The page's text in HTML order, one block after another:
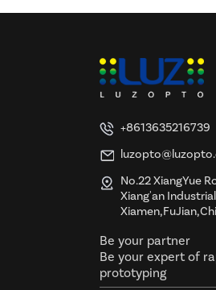
+8613635216739
No.22 XiangYue
Xiang'an
Be your partner
Be your expert of
prototyping